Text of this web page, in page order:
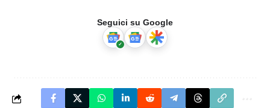
Seguici su Google